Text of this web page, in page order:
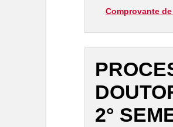
Comprovante
2°